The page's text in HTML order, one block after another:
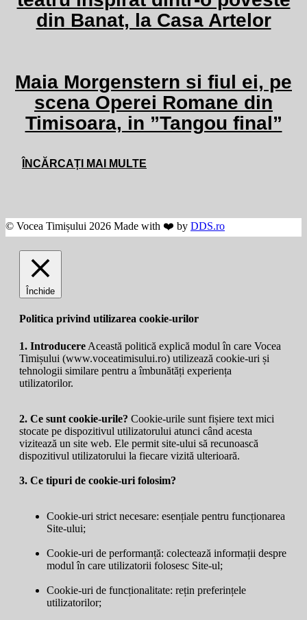
din Banat, la Casa Artelor
Maia Morgenstern si fiul ei, pe
scena Operei Romane din
Timisoara, in ”Tangou final”
ÎNCĂRCAȚI MAI MULTE
© Vocea Timișului 2026 Made with ❤️ by DDS.ro
Închide
Politica privind utilizarea cookie-urilor
1. Introducere Această politică explică modul în care Vocea
Timișului (www.voceatimisului.ro) utilizează cookie-uri și
tehnologii similare pentru a îmbunătăți experiența
utilizatorilor.
2. Ce sunt cookie-urile? Cookie-urile sunt fișiere text mici
stocate pe dispozitivul utilizatorului atunci când acesta
vizitează un site web. Ele permit site-ului să recunoască
dispozitivul utilizatorului la fiecare vizită ulterioară.
3. Ce tipuri de cookie-uri folosim?
Cookie-uri strict necesare: esențiale pentru funcționarea
Site-ului;
Cookie-uri de performanță: colectează informații despre
modul în care utilizatorii folosesc Site-ul;
Cookie-uri de funcționalitate: rețin preferințele
utilizatorilor;